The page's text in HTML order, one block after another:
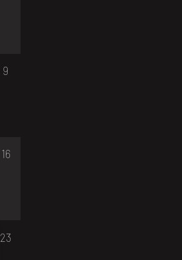
9
16
23